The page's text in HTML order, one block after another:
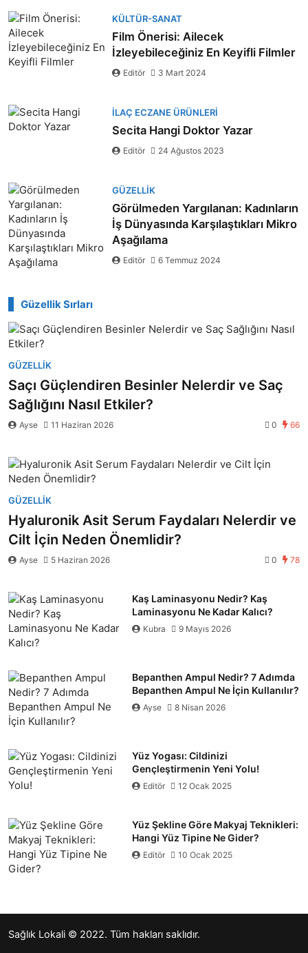
KÜLTÜR-SANAT
Film Önerisi: Ailecek
İzleyebileceğiniz En Keyifli Filmler
Editör 3 Mart 2024
İLAÇ ECZANE ÜRÜNLERI
Secita Hangi Doktor Yazar
Editör 24 Ağustos 2023
GÜZELLIK
Görülmeden Yargılanan: Kadınların
İş Dünyasında Karşılaştıkları Mikro
Aşağılama
Editör 6 Temmuz 2024
Güzellik Sırları
GÜZELLIK
Saçı Güçlendiren Besinler Nelerdir ve Saç
Sağlığını Nasıl Etkiler?
Ayse 11 Haziran 2026 0 66
GÜZELLIK
Hyaluronik Asit Serum Faydaları Nelerdir ve
Cilt İçin Neden Önemlidir?
Ayse 5 Haziran 2026 0 78
Kaş Laminasyonu Nedir? Kaş
Laminasyonu Ne Kadar Kalıcı?
Kubra 9 Mayıs 2026
Bepanthen Ampul Nedir? 7 Adımda
Bepanthen Ampul Ne İçin Kullanılır?
Ayse 8 Nisan 2026
Yüz Yogası: Cildinizi
Gençleştirmenin Yeni Yolu!
Editör 12 Ocak 2025
Yüz Şekline Göre Makyaj Teknikleri:
Hangi Yüz Tipine Ne Gider?
Editör 10 Ocak 2025
Sağlık Lokali © 2022. Tüm hakları saklıdır.